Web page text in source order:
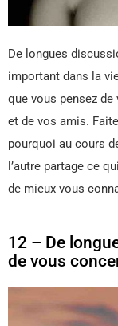
De longues
important dans la
que vous pensez
et de vos amis.
pourquoi au cours
l’autre partage ce
de mieux vous
12 – De
de vous